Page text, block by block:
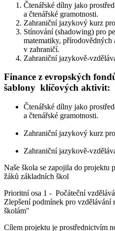
Čtenářské dílny jako
a čtenářské gramotnosti.
Zahraniční jazykový kurz
Stínování (shadowing) pro
matematiky, přírodovědných
v zahraničí.
Zahraniční jazykově-
Finance z evropských
šablony klíčových aktivit:
Čtenářské dílny jako
a čtenářské gramotnosti.
Zahraniční jazykový kurz
Zahraniční jazykově-
Naše škola se zapojila do projektu
žáků základních škol
Prioritní osa 1 - Počáteční
Zlepšení podmínek pro
školám"
Cílem projektu je prostřednictvím